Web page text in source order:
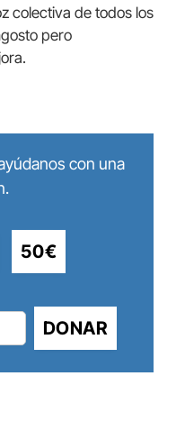
colectiva de todos los
pero
con una
50€
DONAR